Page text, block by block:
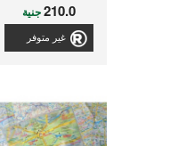
210.0جنية
غير متوفر